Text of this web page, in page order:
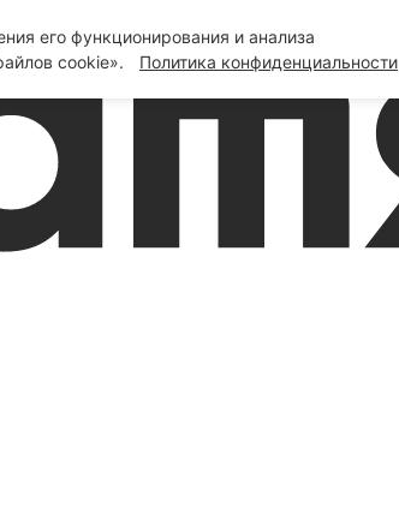
его функционирования и анализа
cookie».
Политика конфиденциальности